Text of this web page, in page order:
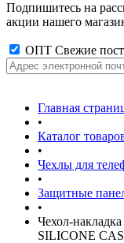
Подпишитесь на
акции нашего
ОПТ Свежие
Главная
•
Каталог
•
Чехлы для
•
Защитные
•
Чехол-
SILICONE